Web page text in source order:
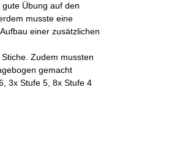
Übung auf den
musste eine
einer zusätzlichen
Zudem mussten
gemacht
3x Stufe 5, 8x Stufe 4